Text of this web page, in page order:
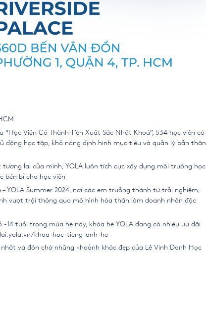
Viên Có Thành Tích Xuất Sắc Nhất Khoá”, 534 học viên có
động học tập, khả năng định hình mục tiêu và quản lý bản thân
tương lai của mình, YOLA luôn tích cực xây dựng môi trường học
bền bỉ cho học viên
– YOLA Summer 2024 , nơi các em trưởng thành từ trải nghiệm,
vượt trội thông qua mô hình hóa thân làm doanh nhân độc
tuổi trong mùa hè này, khóa hè YOLA đang có nhiều ưu đãi
khoa-hoc-tieng-anh-he
và đón chờ những khoảnh khắc đẹp của Lễ Vinh Danh Học